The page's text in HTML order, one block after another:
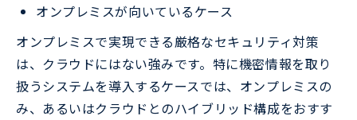
オンプレミスが向いているケース
オンプレミスで実現できる厳格なセキュリティ対策
は、クラウドにはない強みです。特に機密情報を取り
扱うシステムを導入するケースでは、オンプレミスの
み、あるいはクラウドとのハイブリッド構成をおすす